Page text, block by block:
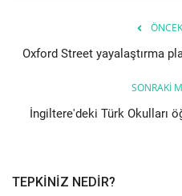
Oxford Street yayalaştırma
SONRAKI
İngiltere'deki Türk Okulları
TEPKINIZ NEDIR?